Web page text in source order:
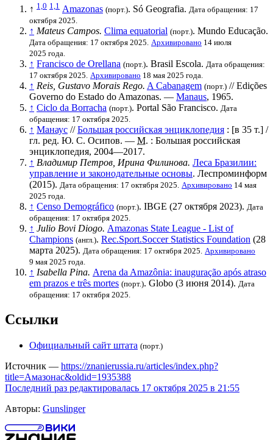
↑ 1,0 1,1 Amazonas (порт.). Só Geografia. Дата обращения: 17
октября 2025.
↑ Mateus Campos. Clima equatorial (порт.). Mundo Educação.
Дата обращения: 17 октября 2025. Архивировано 14 июля
2025 года.
↑ Francisco de Orellana (порт.). Brasil Escola. Дата обращения:
17 октября 2025. Архивировано 18 мая 2025 года.
↑ Reis, Gustavo Morais Rego. A Cabanagem (порт.) // Edições
Governo do Estado do Amazonas. — Manaus, 1965.
↑ Ciclo da Borracha (порт.). Portal São Francisco. Дата
обращения: 17 октября 2025.
↑ Манаус //Большая российская энциклопедия : [в 35 т.] /
гл. ред. Ю. С. Осипов. — М. : Большая российская
энциклопедия, 2004—2017.
↑ Владимир Петров, Ирина Филинова. Леса Бразилии:
управление и законодательные основы. Леспроминформ
(2015). Дата обращения: 17 октября 2025. Архивировано 14 мая
2025 года.
↑ Censo Demográfico (порт.). IBGE (27 октября 2023). Дата
обращения: 17 октября 2025.
↑ Julio Bovi Diogo. Amazonas State League - List of
Champions (англ.). Rec.Sport.Soccer Statistics Foundation (28
марта 2025). Дата обращения: 17 октября 2025. Архивировано
9 мая 2025 года.
↑ Isabella Pina. Arena da Amazônia: inauguração após atraso
em prazos e três mortes (порт.). Globo (3 июня 2014). Дата
обращения: 17 октября 2025.
Ссылки
Официальный сайт штата (порт.)
Источник — https://znanierussia.ru/articles/index.php?
title=Амазонас&oldid=1935388
Последний раз редактировалась 17 октября 2025 в 21:55
Авторы: Gunslinger